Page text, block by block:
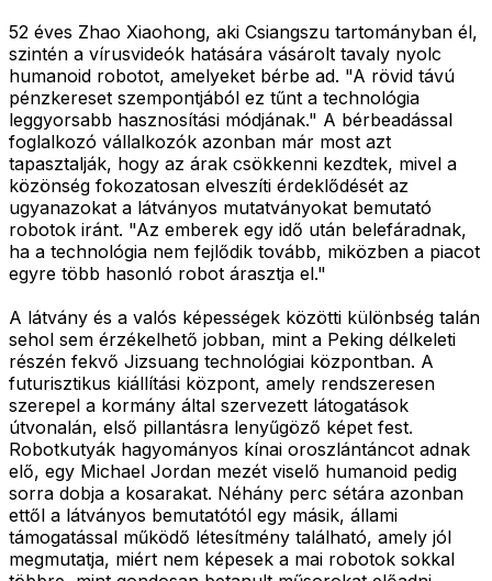
52 éves Zhao Xiaohong, aki Csiangszu tartományban él,
szintén a vírusvideók hatására vásárolt tavaly nyolc
humanoid robotot, amelyeket bérbe ad. "A rövid távú
pénzkereset szempontjából ez tűnt a technológia
leggyorsabb hasznosítási módjának." A bérbeadással
foglalkozó vállalkozók azonban már most azt
tapasztalják, hogy az árak csökkenni kezdtek, mivel a
közönség fokozatosan elveszíti érdeklődését az
ugyanazokat a látványos mutatványokat bemutató
robotok iránt. "Az emberek egy idő után belefáradnak,
ha a technológia nem fejlődik tovább, miközben a piacot
egyre több hasonló robot árasztja el."
A látvány és a valós képességek közötti különbség talán
sehol sem érzékelhető jobban, mint a Peking délkeleti
részén fekvő Jizsuang technológiai központban. A
futurisztikus kiállítási központ, amely rendszeresen
szerepel a kormány által szervezett látogatások
útvonalán, első pillantásra lenyűgöző képet fest.
Robotkutyák hagyományos kínai oroszlántáncot adnak
elő, egy Michael Jordan mezét viselő humanoid pedig
sorra dobja a kosarakat. Néhány perc sétára azonban
ettől a látványos bemutatótól egy másik, állami
támogatással működő létesítmény található, amely jól
megmutatja, miért nem képesek a mai robotok sokkal